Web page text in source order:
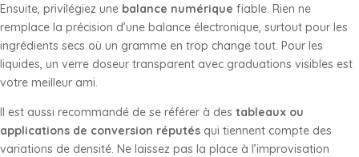
Ensuite, privilégiez une balance numérique fiable. Rien ne
remplace la précision d’une balance électronique, surtout pour les
ingrédients secs où un gramme en trop change tout. Pour les
liquides, un verre doseur transparent avec graduations visibles est
votre meilleur ami.
Il est aussi recommandé de se référer à des tableaux ou
applications de conversion réputés qui tiennent compte des
variations de densité. Ne laissez pas la place à l’improvisation